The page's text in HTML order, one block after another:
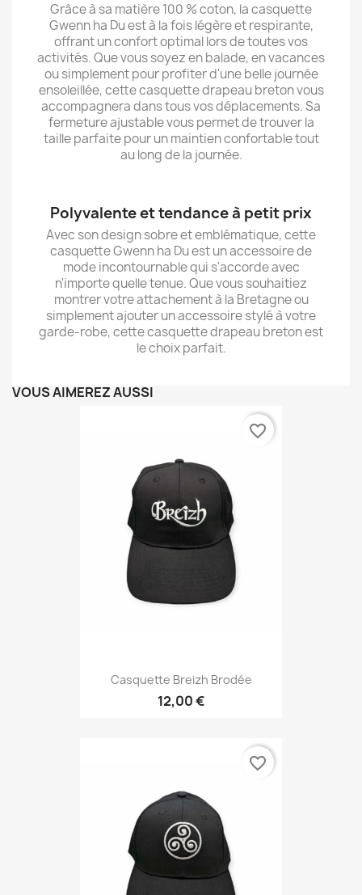
Grâce à sa matière 100 % coton, la casquette
Gwenn ha Du est à la fois légère et respirante,
offrant un confort optimal lors de toutes vos
activités. Que vous soyez en balade, en vacances
ou simplement pour profiter d'une belle journée
ensoleillée, cette casquette drapeau breton vous
accompagnera dans tous vos déplacements. Sa
fermeture ajustable vous permet de trouver la
taille parfaite pour un maintien confortable tout
au long de la journée.
Polyvalente et tendance à petit prix
Avec son design sobre et emblématique, cette
casquette Gwenn ha Du est un accessoire de
mode incontournable qui s'accorde avec
n'importe quelle tenue. Que vous souhaitiez
montrer votre attachement à la Bretagne ou
simplement ajouter un accessoire stylé à votre
garde-robe, cette casquette drapeau breton est
le choix parfait.
VOUS AIMEREZ AUSSI
Casquette Breizh Brodée
12,00 €
favorite_border
favorite_border